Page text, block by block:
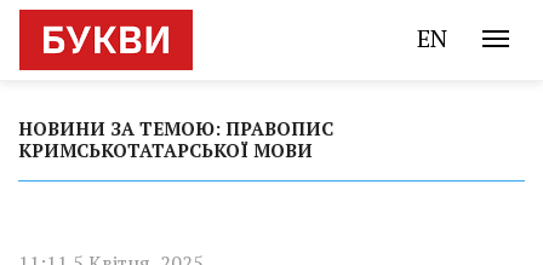
EN
НОВИНИ ЗА ТЕМОЮ: ПРАВОПИС
КРИМСЬКОТАТАРСЬКОЇ МОВИ